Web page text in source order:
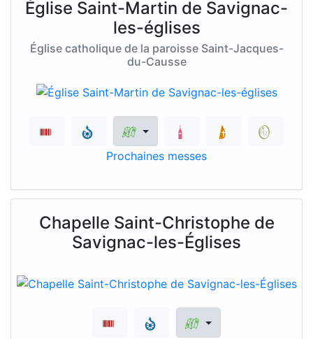
Église Saint-Martin de Savignac-
les-églises
Église catholique de la paroisse Saint-Jacques-
du-Causse
Prochaines messes
Chapelle Saint-Christophe de
Savignac-les-Églises